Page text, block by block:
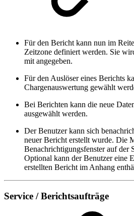
Für den Bericht kann nun im
Zeitzone definiert werden. Sie
mit angegeben.
Für den Auslöser eines Berichts
Chargenauswertung gewählt
Bei Berichten kann die neue
ausgewählt werden.
Der Benutzer kann sich
neuer Bericht erstellt wurde. Die
Benachrichtigungsfenster auf der
Optional kann der Benutzer eine
erstellten Bericht im Anhang
Service / Berichtsaufträge